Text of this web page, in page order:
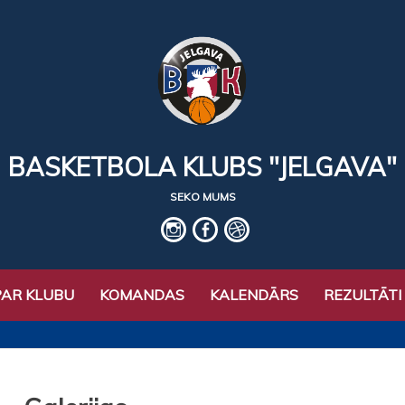
BASKETBOLA KLUBS "JELGAVA"
SEKO MUMS
IG fb basket
KLUBU KOMANDAS KALENDĀRS REZULTĀTI